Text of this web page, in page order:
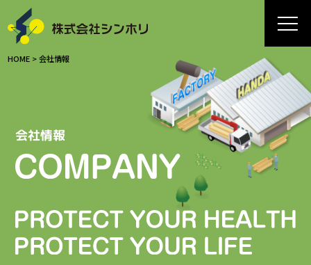
HOME >会社情報
会社情報